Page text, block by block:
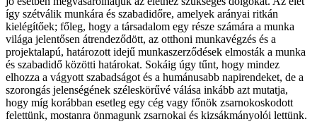
így szétválik munkára és szabadidőre, amelyek arányai ritkán
kielégítőek; főleg, hogy a társadalom egy része számára a munka
világa jelentősen átrendeződött, az otthoni munkavégzés és a
projektalapú, határozott idejű munkaszerződések elmosták a munka
és szabadidő közötti határokat. Sokáig úgy tűnt, hogy mindez
elhozza a vágyott szabadságot és a humánusabb napirendeket, de a
szorongás jelenségének széleskörűvé válása inkább azt mutatja,
hogy míg korábban esetleg egy cég vagy főnök zsarnokoskodott
felettünk, mostanra önmagunk zsarnokai és kizsákmányolói lettünk.